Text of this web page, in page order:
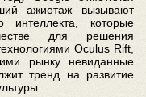
ажиотаж вызывают
интеллекта, которые
для решения
Oculus Rift,
рынку невиданные
тренд на развитие